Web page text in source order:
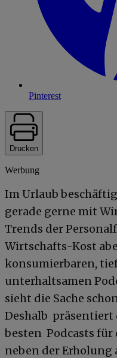
Pinterest
Drucken
Werbung
Im Urlaub
gerade gerne mit
Trends der
Wirtschafts-Kost
konsumierbaren,
unterhaltsamen
sieht die Sache
Deshalb präsentiert
besten Podcasts
neben der